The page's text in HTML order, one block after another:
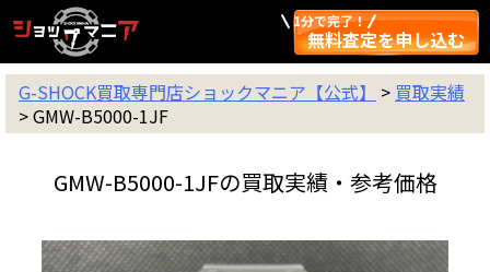
1分で完了！
無料査定を申し込む
G-SHOCK買取専門店ショックマニア【公式】 > 買取実績
>GMW-B5000-1JF
GMW-B5000-1JFの買取実績・参考価格